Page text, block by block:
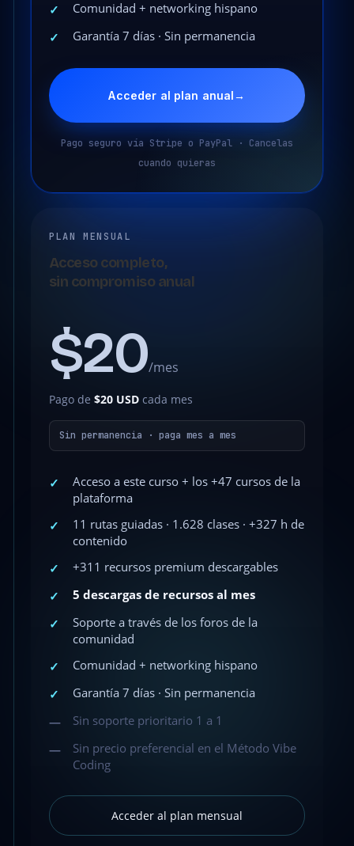
✓
Comunidad + networking hispano
✓
Garantía 7 días · Sin permanencia
Acceder al plan anual→
Pago seguro vía Stripe o PayPal · Cancelas
cuando quieras
PLAN MENSUAL
Acceso completo,
sin compromiso anual
$20/mes
Pago de $20 USDcada mes
Sin permanencia · paga mes a mes
✓
Acceso a este curso + los +47 cursos de la
plataforma
✓
11 rutas guiadas · 1.628 clases · +327 h de
contenido
✓
+311 recursos premium descargables
✓
5 descargas de recursos al mes
✓
Soporte a través de los foros de la
comunidad
✓
Comunidad + networking hispano
✓
Garantía 7 días · Sin permanencia
—
Sin soporte prioritario 1 a 1
—
Sin precio preferencial en el Método Vibe
Coding
Acceder al plan mensual